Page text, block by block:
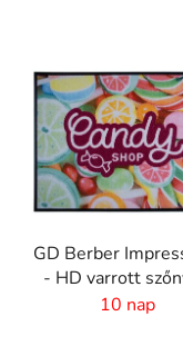
GD Berber
- HD varrott
logóval
10 nap